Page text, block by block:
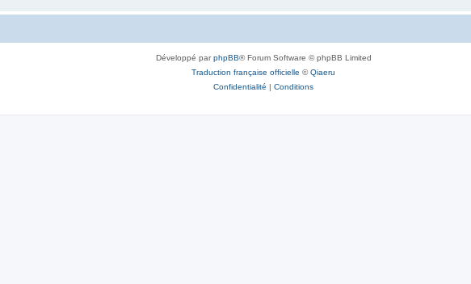
Développé parphpBB® Forum Software © phpBB Limited
Traduction française officielle ©Qiaeru
Confidentialité | Conditions